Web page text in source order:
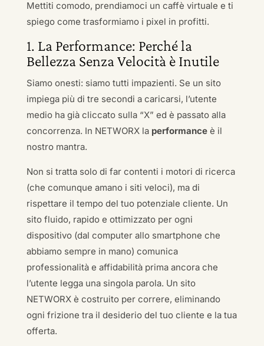
Mettiti comodo, prendiamoci un caffè virtuale e ti
spiego come trasformiamo i pixel in profitti.
1. La Performance: Perché la
Bellezza Senza Velocità è Inutile
Siamo onesti: siamo tutti impazienti. Se un sito
impiega più di tre secondi a caricarsi, l’utente
medio ha già cliccato sulla “X” ed è passato alla
concorrenza. In NETWORX la performanceè il
nostro mantra.
Non si tratta solo di far contenti i motori di ricerca
(che comunque amano i siti veloci), ma di
rispettare il tempo del tuo potenziale cliente. Un
sito fluido, rapido e ottimizzato per ogni
dispositivo (dal computer allo smartphone che
abbiamo sempre in mano) comunica
professionalità e affidabilità prima ancora che
l’utente legga una singola parola. Un sito
NETWORX è costruito per correre, eliminando
ogni frizione tra il desiderio del tuo cliente e la tua
offerta.